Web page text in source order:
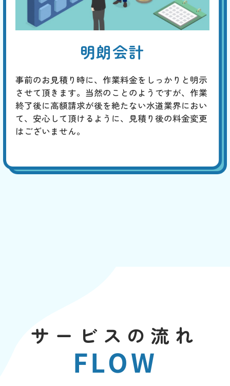
明朗会計
事前のお見積り時に、作業料金をしっかりと明示
させて頂きます。当然のことのようですが、作業
終了後に高額請求が後を絶たない水道業界におい
て、安心して頂けるように、見積り後の料金変更
はございません。
サービスの流れ
FLOW